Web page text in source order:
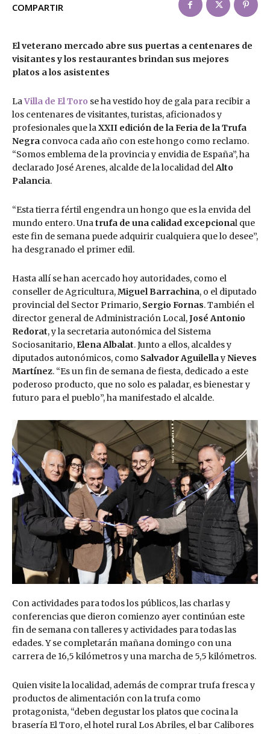
COMPARTIR
El veterano mercado abre sus puertas a centenares de
visitantes y los restaurantes brindan sus mejores
platos a los asistentes
LaVilla de El Toro se ha vestido hoy de gala para recibir a
los centenares de visitantes, turistas, aficionados y
profesionales que laXXII edición de la Feria de la Trufa
Negra convoca cada año con este hongo como reclamo.
“Somos emblema de la provincia y envidia de España”, ha
declarado José Arenes, alcalde de la localidad delAlto
Palancia.
“Esta tierra fértil engendra un hongo que es la envida del
mundo entero. Unatrufa de una calidad excepcional que
este fin de semana puede adquirir cualquiera que lo desee”,
ha desgranado el primer edil.
Hasta allí se han acercado hoy autoridades, como el
conseller de Agricultura,Miguel Barrachina, o el diputado
provincial del Sector Primario, Sergio Fornas. También el
director general de Administración Local,José Antonio
Redorat, y la secretaria autonómica del Sistema
Sociosanitario, Elena Albalat. Junto a ellos, alcaldes y
diputados autonómicos, como Salvador AguilellayNieves
Martínez. “Es un fin de semana de fiesta, dedicado a este
poderoso producto, que no solo es paladar, es bienestar y
futuro para el pueblo”, ha manifestado el alcalde.
Con actividades para todos los públicos, las charlas y
conferencias que dieron comienzo ayer continúan este
fin de semana con talleres y actividades para todas las
edades. Y se completarán mañana domingo con una
carrera de 16,5 kilómetros y una marcha de 5,5 kilómetros.
Quien visite la localidad, además de comprar trufa fresca y
productos de alimentación con la trufa como
protagonista, “deben degustar los platos que cocina la
brasería El Toro, el hotel rural Los Abriles, el bar Calibores